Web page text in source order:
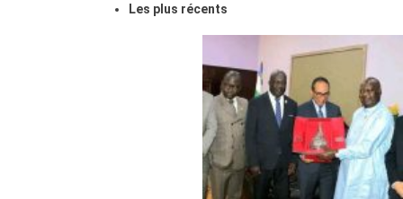
Les plus récents